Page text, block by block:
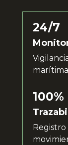
24/7
100%